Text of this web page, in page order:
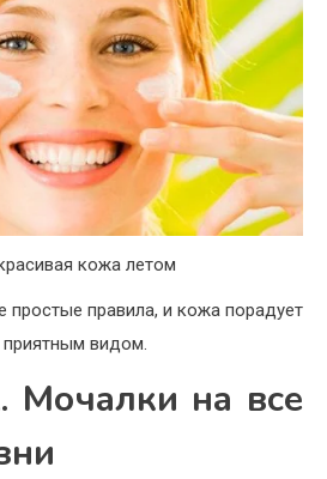
кожа летом
простые правила, и кожа порадует
видом.
Мочалки на все